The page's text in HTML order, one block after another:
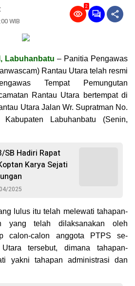
WIB
2
Labuhanbatu – Panitia Pengawas
Rantau Utara telah resmi
Tempat Pemungutan
Rantau Utara bertempat di
Utara Jalan Wr. Supratman No.
Labuhanbatu (Senin,
SB Hadiri Rapat
Karya Sejati
2025
lulus itu telah melewati tahapan-
yang telah dilaksanakan oleh
calon-calon anggota PTPS se-
tersebut, dimana tahapan-
yakni tahapan administrasi dan